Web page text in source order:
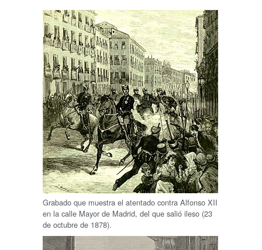
Grabado que muestra el atentado contra Alfonso XII
en la calle Mayor de Madrid, del que salió ileso (23
de octubre de 1878).